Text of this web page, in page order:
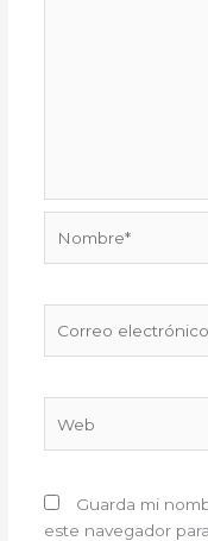
electrónico*
Guarda mi
este navegador